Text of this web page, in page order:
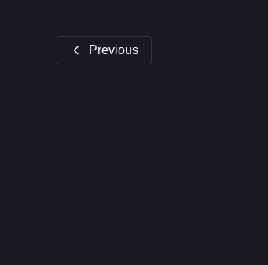
Previous